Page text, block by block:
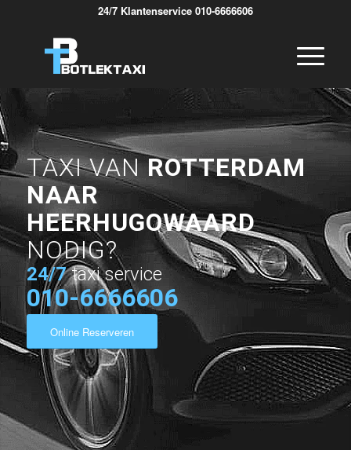
24/7 Klantenservice 010-6666606
TAXI VANROTTERDAM
NAAR
HEERHUGOWAARD
NODIG?
24/7 taxi service
010-6666606
Online Reserveren